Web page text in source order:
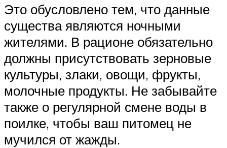
Это обусловлено тем, что данные
существа являются ночными
жителями. В рационе обязательно
должны присутствовать зерновые
культуры, злаки, овощи, фрукты,
молочные продукты. Не забывайте
также о регулярной смене воды в
поилке, чтобы ваш питомец не
мучился от жажды.